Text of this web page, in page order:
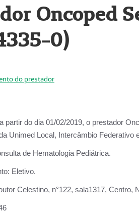
Oncoped
0)
do prestador
partir do dia 01/02/2019, o prestador
Unimed Local, Intercâmbio Federativo
de Hematologia Pediátrica.
Eletivo.
Celestino, n°122, sala1317, Centro,